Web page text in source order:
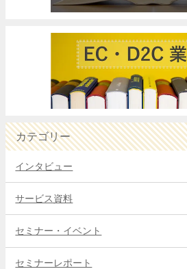
カテゴリー
インタビュー
サービス資料
セミナー・イベント
セミナーレポート